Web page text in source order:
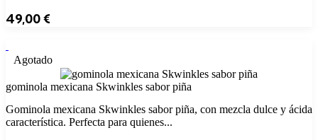
49,00€
Agotado
gominola mexicana Skwinkles sabor piña
Gominola mexicana Skwinkles sabor piña, con mezcla dulce y ácida
característica. Perfecta para quienes...